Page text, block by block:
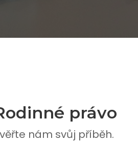
právo
nám svůj příběh.